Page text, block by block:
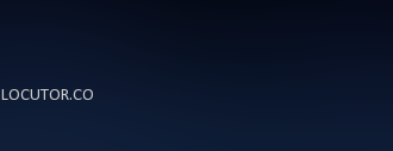
LOCUTOR.CO